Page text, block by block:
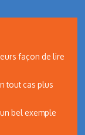
façon de lire
tout cas plus
bel exemple